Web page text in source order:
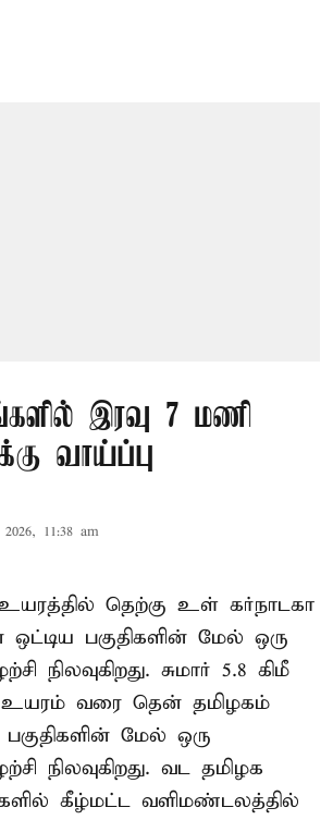
இரவு 7 மணி
வாய்ப்பு
11:38 am
உயரத்தில் தெற்கு உள் கர்நாடகா
பகுதிகளின் மேல் ஒரு
நிலவுகிறது. சுமார் 5.8 கிமீ
உயரம் வரை தென் தமிழகம்
பகுதிகளின் மேல் ஒரு
நிலவுகிறது. வட தமிழக
கீழ்மட்ட வளிமண்டலத்தில்